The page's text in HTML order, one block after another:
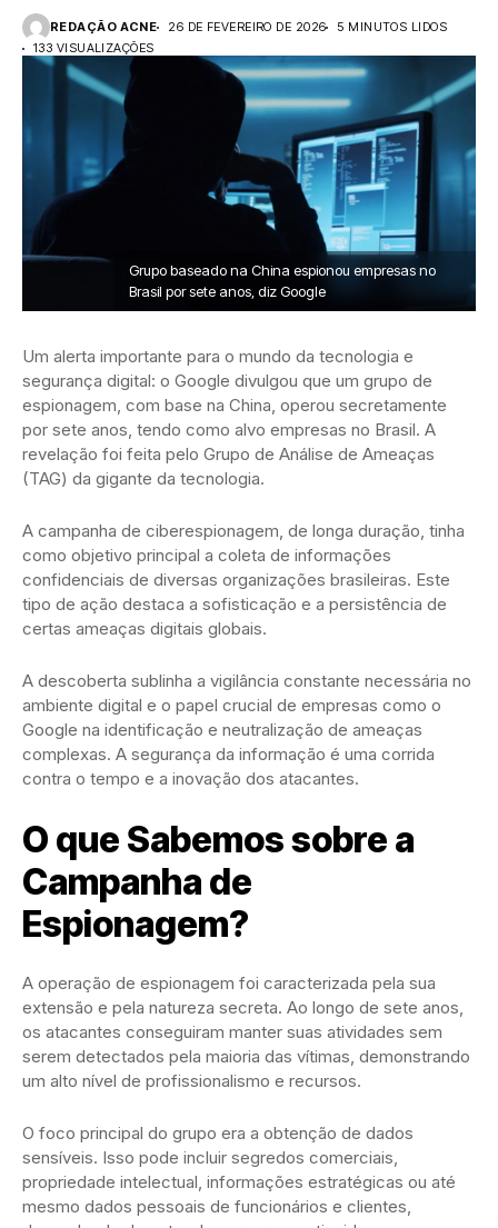
REDAÇÃO ACNE 26 DE FEVEREIRO DE 2026
5 MINUTOS LIDOS
133 VISUALIZAÇÕES
Grupo baseado na China espionou empresas no
Brasil por sete anos, diz Google
Um alerta importante para o mundo da tecnologia e
segurança digital: o Google divulgou que um grupo de
espionagem, com base na China, operou secretamente
por sete anos, tendo como alvo empresas no Brasil. A
revelação foi feita pelo Grupo de Análise de Ameaças
(TAG) da gigante da tecnologia.
A campanha de ciberespionagem, de longa duração, tinha
como objetivo principal a coleta de informações
confidenciais de diversas organizações brasileiras. Este
tipo de ação destaca a sofisticação e a persistência de
certas ameaças digitais globais.
A descoberta sublinha a vigilância constante necessária no
ambiente digital e o papel crucial de empresas como o
Google na identificação e neutralização de ameaças
complexas. A segurança da informação é uma corrida
contra o tempo e a inovação dos atacantes.
O que Sabemos sobre a
Campanha de
Espionagem?
A operação de espionagem foi caracterizada pela sua
extensão e pela natureza secreta. Ao longo de sete anos,
os atacantes conseguiram manter suas atividades sem
serem detectados pela maioria das vítimas, demonstrando
um alto nível de profissionalismo e recursos.
O foco principal do grupo era a obtenção de dados
sensíveis. Isso pode incluir segredos comerciais,
propriedade intelectual, informações estratégicas ou até
mesmo dados pessoais de funcionários e clientes,